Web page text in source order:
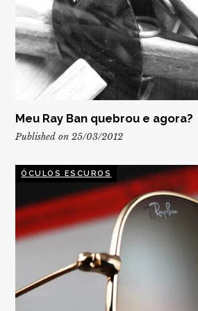
Meu Ray Ban quebrou e agora?
Published on 25/03/2012
ÓCULOS ESCUROS